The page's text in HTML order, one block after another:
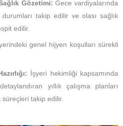
Gözetimi: Gece vardiyalarında
durumları takip edilir ve olası sağlık
edilir.
genel hijyen koşulları sürekli
İşyeri hekimliği kapsamında
yıllık çalışma planları
süreçleri takip edilir.